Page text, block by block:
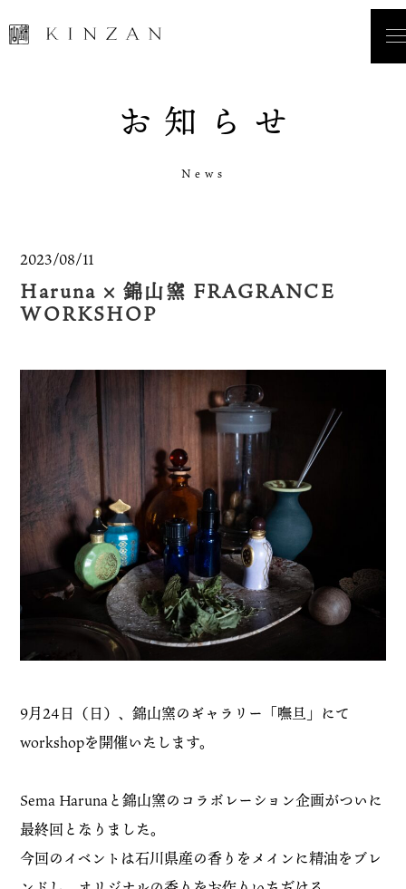
お 知 ら せ
N e w s
2023/08/11
Haruna × 錦山窯 FRAGRANCE
WORKSHOP
9月24日（日）、錦山窯のギャラリー「嘸旦」にて
workshopを開催いたします。
Sema Harunaと錦山窯のコラボレーション企画がついに
最終回となりました。
今回のイベントは石川県産の香りをメインに精油をブレ